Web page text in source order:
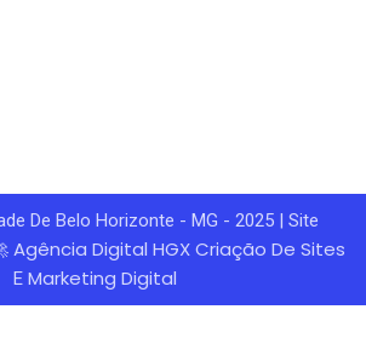
De Belo Horizonte - MG - 2025 | Site
Agência Digital HGXCriação De Sites
E Marketing Digital